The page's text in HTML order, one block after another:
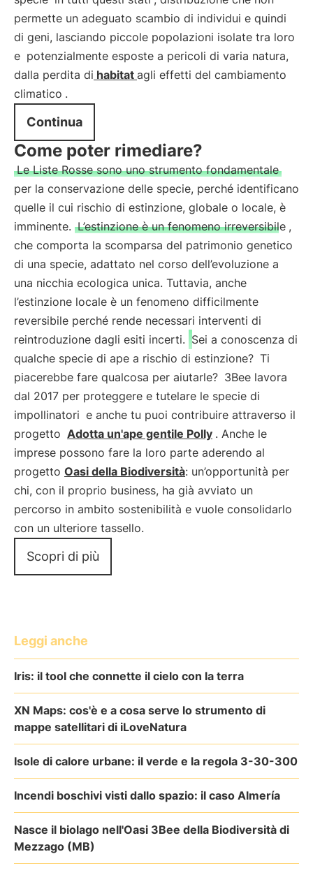
permette un adeguato scambio di individui e quindi
di geni, lasciando piccole popolazioni isolate tra loro
e potenzialmente esposte a pericoli di varia natura,
dalla perdita di habitat agli effetti del cambiamento
climatico .
Continua
Come poter rimediare?
Le Liste Rosse sono uno strumento fondamentale
per la conservazione delle specie, perché identificano
quelle il cui rischio di estinzione, globale o locale, è
imminente. L’estinzione è un fenomeno irreversibile ,
che comporta la scomparsa del patrimonio genetico
di una specie, adattato nel corso dell’evoluzione a
una nicchia ecologica unica. Tuttavia, anche
l’estinzione locale è un fenomeno difficilmente
reversibile perché rende necessari interventi di
reintroduzione dagli esiti incerti. Sei a conoscenza di
qualche specie di ape a rischio di estinzione? Ti
piacerebbe fare qualcosa per aiutarle? 3Bee lavora
dal 2017 per proteggere e tutelare le specie di
impollinatori e anche tu puoi contribuire attraverso il
progetto Adotta un'ape gentile Polly . Anche le
imprese possono fare la loro parte aderendo al
progetto Oasi della Biodiversità: un’opportunità per
chi, con il proprio business, ha già avviato un
percorso in ambito sostenibilità e vuole consolidarlo
con un ulteriore tassello.
Scopri di più
Leggi anche
Iris: il tool che connette il cielo con la terra
XN Maps: cos'è e a cosa serve lo strumento di
mappe satellitari di iLoveNatura
Isole di calore urbane: il verde e la regola 3-30-300
Incendi boschivi visti dallo spazio: il caso Almería
Nasce il biolago nell'Oasi 3Bee della Biodiversità di
Mezzago (MB)